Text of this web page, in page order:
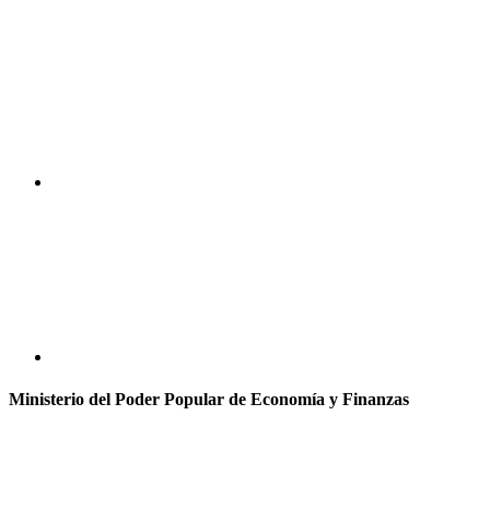
Ministerio del Poder Popular de Economía y Finanzas